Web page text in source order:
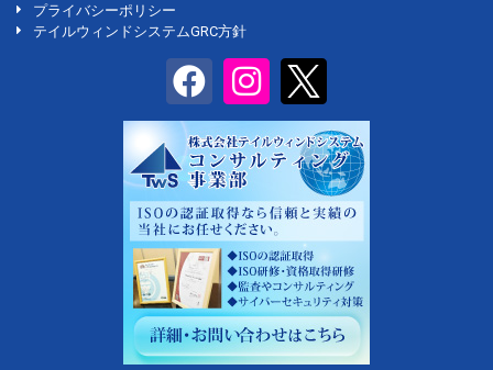
プライバシーポリシー
テイルウィンドシステムGRC方針